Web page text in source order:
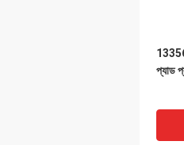
প্যাড